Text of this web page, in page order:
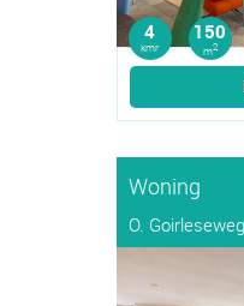
4
kmr
150
m2
Woning
O.